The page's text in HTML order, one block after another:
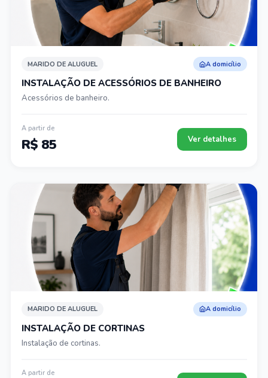
MARIDO DE ALUGUEL A domicílio
INSTALAÇÃO DE ACESSÓRIOS DE BANHEIRO
Acessórios de banheiro.
A partir de
R$ 85 Ver detalhes
MARIDO DE ALUGUEL A domicílio
INSTALAÇÃO DE CORTINAS
Instalação de cortinas.
A partir de